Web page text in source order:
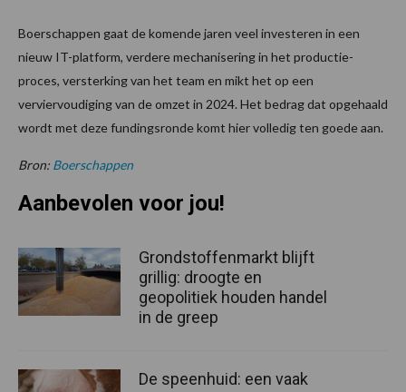
Boerschappen gaat de komende jaren veel investeren in een
nieuw IT-platform, verdere mechanisering in het productie-
proces, versterking van het team en mikt het op een
verviervoudiging van de omzet in 2024. Het bedrag dat opgehaald
wordt met deze fundingsronde komt hier volledig ten goede aan.
Bron: Boerschappen
Aanbevolen voor jou!
Grondstoffenmarkt blijft
grillig: droogte en
geopolitiek houden handel
in de greep
De speenhuid: een vaak